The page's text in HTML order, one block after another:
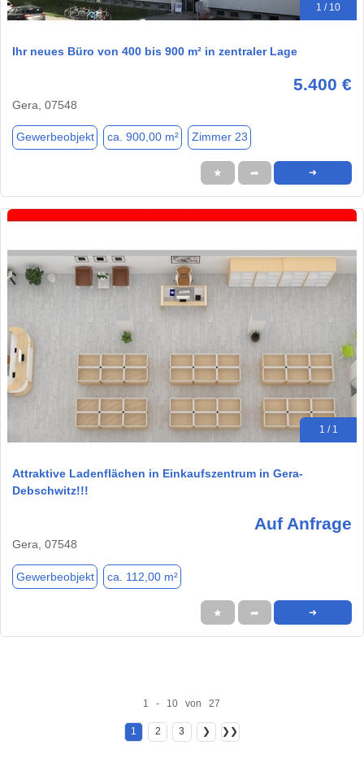
1 / 10
Ihr neues Büro von 400 bis 900 m² in zentraler Lage
5.400 €
Gera, 07548
Gewerbeobjekt ca. 900,00 m² Zimmer 23
★ ➦ ➜
1 / 1
Attraktive Ladenflächen in Einkaufszentrum in Gera-
Debschwitz!!!
Auf Anfrage
Gera, 07548
Gewerbeobjekt ca. 112,00 m²
★ ➦ ➜
1 - 10 von 27
1 2 3 ❯ ❯❯